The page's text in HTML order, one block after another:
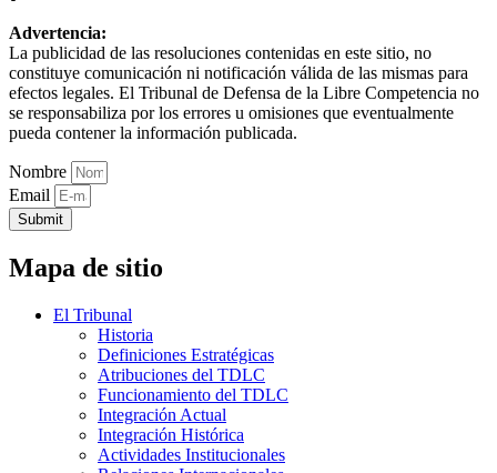
Advertencia:
La publicidad de las resoluciones contenidas en este sitio, no
constituye comunicación ni notificación válida de las mismas para
efectos legales. El Tribunal de Defensa de la Libre Competencia no
se responsabiliza por los errores u omisiones que eventualmente
pueda contener la información publicada.
Nombre
Email
Submit
Mapa de sitio
El Tribunal
Historia
Definiciones Estratégicas
Atribuciones del TDLC
Funcionamiento del TDLC
Integración Actual
Integración Histórica
Actividades Institucionales